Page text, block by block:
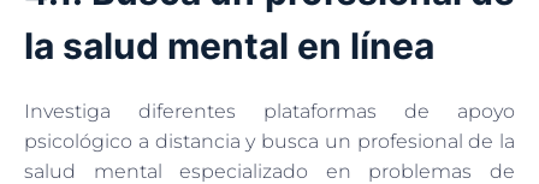
la salud mental en línea
Investiga diferentes plataformas de apoyo
psicológico a distancia y busca un profesional de la
salud mental especializado en problemas de